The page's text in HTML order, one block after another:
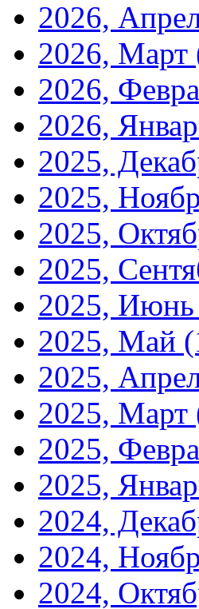
2026,
2026, Март
2026,
2026,
2025,
2025,
2025,
2025,
2025, Июнь
2025, Май
2025,
2025, Март
2025,
2025,
2024,
2024,
2024,